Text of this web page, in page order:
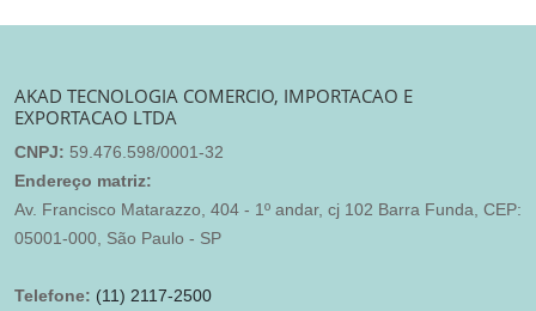
AKAD TECNOLOGIA COMERCIO, IMPORTACAO E
EXPORTACAO LTDA
CNPJ: 59.476.598/0001-32
Endereço matriz:
Av. Francisco Matarazzo, 404 - 1º andar, cj 102 Barra Funda, CEP:
05001-000, São Paulo - SP
Telefone: (11) 2117-2500